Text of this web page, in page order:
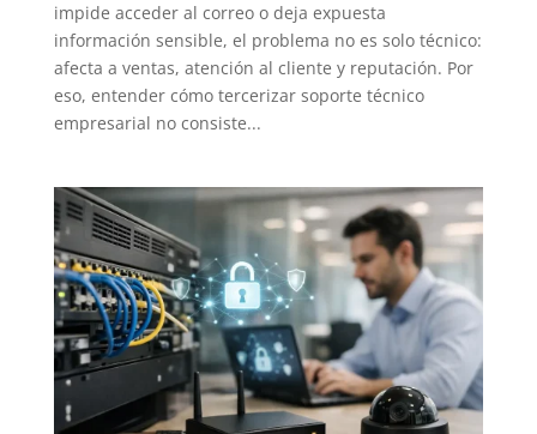
impide acceder al correo o deja expuesta
información sensible, el problema no es solo técnico:
afecta a ventas, atención al cliente y reputación. Por
eso, entender cómo tercerizar soporte técnico
empresarial no consiste...